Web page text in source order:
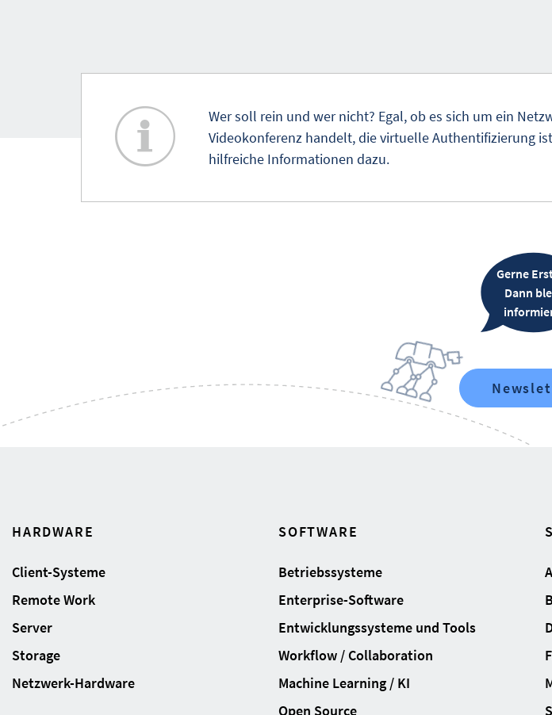
Wer soll rein und wer nicht? Egal, ob es sich um ein
Videokonferenz handelt, die virtuelle Authentifizierung
hilfreiche Informationen dazu.
Gerne
Dann
HARDWARE
Client-Systeme
Remote Work
Server
Storage
Netzwerk-Hardware
SOFTWARE
Betriebssysteme
Enterprise-Software
Entwicklungssysteme und Tools
Workflow / Collaboration
Machine Learning / KI
Open Source